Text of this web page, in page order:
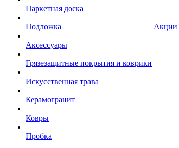
Паркетная доска
Подложка
Аксессуары
Грязезащитные покрытия и коврики
Искусственная трава
Керамогранит
Ковры
Пробка
Акции